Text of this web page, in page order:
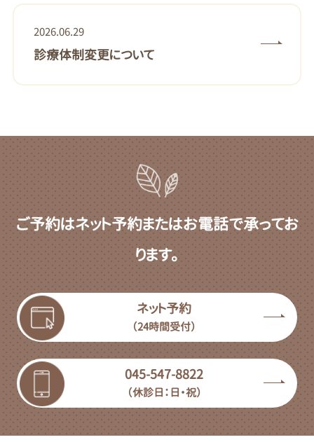
2026.06.29
診療体制変更について
ご予約はネット予約またはお電話で承ってお
ります。
ネット予約
（24時間受付）
045-547-8822
（休診日：日・祝）